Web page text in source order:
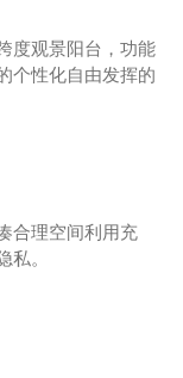
度观景阳台，功能
个性化自由发挥的
合理空间利用充
私。